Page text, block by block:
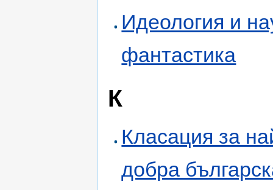
Идеология и
фантастика
К
Класация за
добра